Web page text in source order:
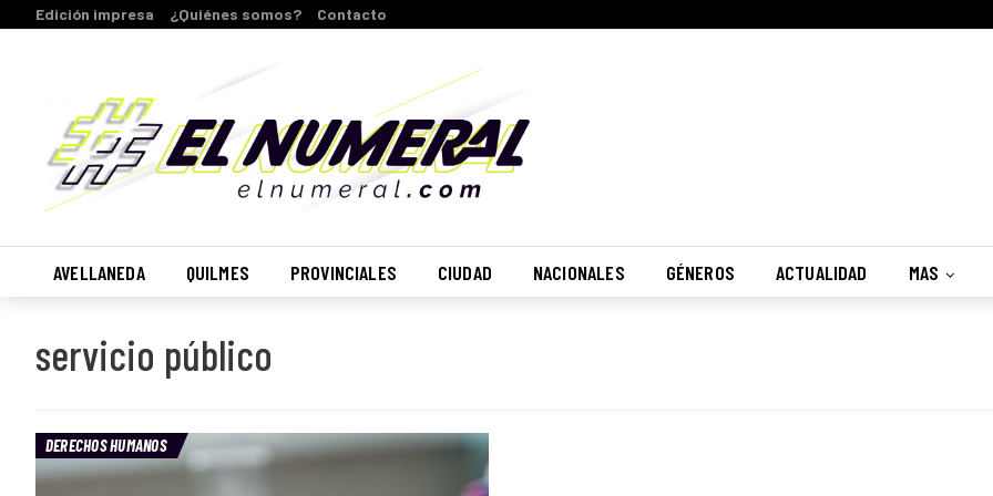
Edición impresa ¿Quiénes somos? Contacto
AVELLANEDA QUILMES PROVINCIALES CIUDAD NACIONALES GÉNEROS ACTUALIDAD MAS
servicio público
DERECHOS HUMANOS